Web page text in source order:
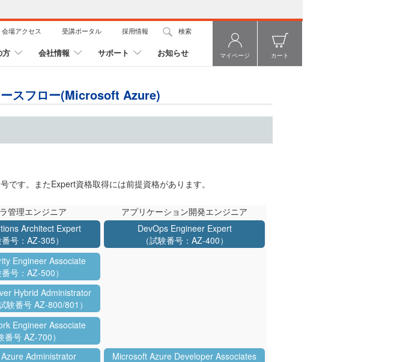
会場アクセス 受講ポータル 採用情報 検索
方 会社情報 サポート お知らせ マイページ カート
スフロー(Microsoft Azure)
です。またExpert資格取得には前提資格があります。
管理エンジニア アプリケーション開発エンジニア
Architect Expert
番号：AZ-305）
DevOps Engineer Expert
（試験番号：AZ-400）
Engineer Associate
番号：AZ-500）
Hybrid Administrator
験番号 AZ-800/801）
Engineer Associate
番号 AZ-700）
Administrator
Microsoft Azure Developer Associates